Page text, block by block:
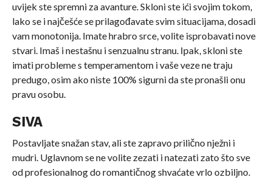
uvijek ste spremni za avanture. Skloni ste ići svojim tokom,
lako se i najčešće se prilagođavate svim situacijama, dosadi
vam monotonija. Imate hrabro srce, volite isprobavati nove
stvari. Imaš i nestašnu i senzualnu stranu. Ipak, skloni ste
imati probleme s temperamentom i vaše veze ne traju
predugo, osim ako niste 100% sigurni da ste pronašli onu
pravu osobu.
SIVA
Postavljate snažan stav, ali ste zapravo prilično nježni i
mudri. Uglavnom se ne volite zezati i natezati zato što sve
od profesionalnog do romantičnog shvaćate vrlo ozbiljno.